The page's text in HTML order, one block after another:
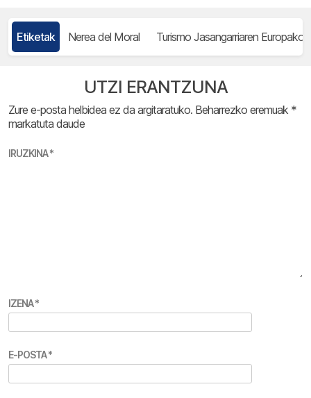
Etiketak Nerea del Moral Turismo Jasangarriaren Europako
UTZI ERANTZUNA
Zure e-posta helbidea ez da argitaratuko. Beharrezko eremuak *
markatuta daude
IRUZKINA*
IZENA*
E-POSTA*